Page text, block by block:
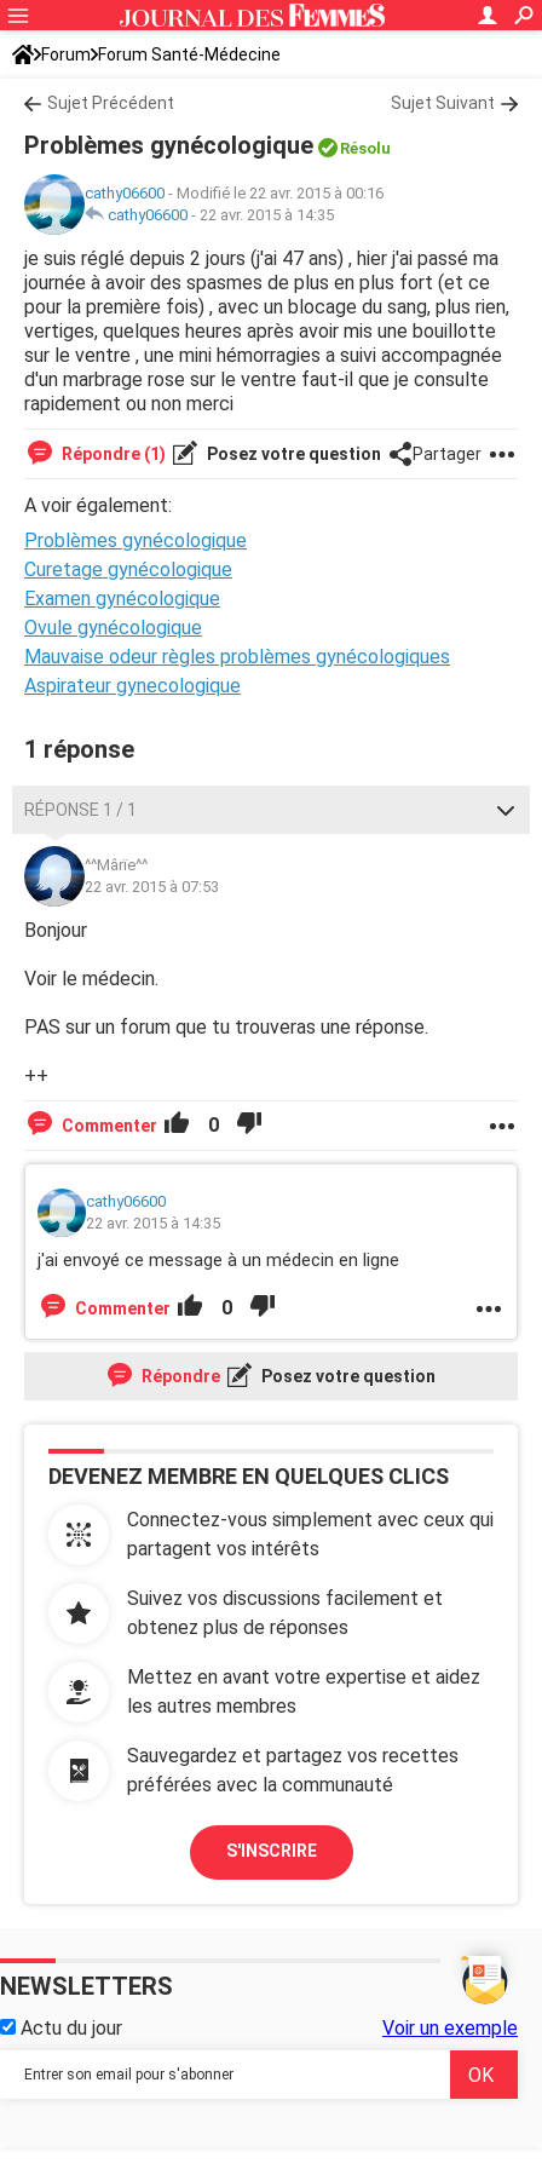
Forum Forum Santé-Médecine
Symptômes et maladies courantes
Sujet Précédent Sujet Suivant
Problèmes gynécologique Résolu
cathy06600 - Modifié le 22 avr. 2015 à 00:16
cathy06600 - 22 avr. 2015 à 14:35
je suis réglé depuis 2 jours (j'ai 47 ans) , hier j'ai passé ma
journée à avoir des spasmes de plus en plus fort (et ce
pour la première fois) , avec un blocage du sang, plus rien,
vertiges, quelques heures après avoir mis une bouillotte
sur le ventre , une mini hémorragies a suivi accompagnée
d'un marbrage rose sur le ventre faut-il que je consulte
rapidement ou non merci
Répondre (1) Posez votre question Partager
A voir également:
Problèmes gynécologique
Curetage gynécologique
Examen gynécologique
Ovule gynécologique
Mauvaise odeur règles problèmes gynécologiques
Aspirateur gynecologique
1 réponse
RÉPONSE 1 / 1
^^Mârïe^^
22 avr. 2015 à 07:53
Bonjour
Voir le médecin.
PAS sur un forum que tu trouveras une réponse.
++
Commenter 0
cathy06600
22 avr. 2015 à 14:35
j'ai envoyé ce message à un médecin en ligne
Commenter 0
Répondre Posez votre question
DEVENEZ MEMBRE EN QUELQUES CLICS
Connectez-vous simplement avec ceux qui
partagent vos intérêts
Suivez vos discussions facilement et
obtenez plus de réponses
Mettez en avant votre expertise et aidez
les autres membres
Sauvegardez et partagez vos recettes
préférées avec la communauté
S'INSCRIRE
NEWSLETTERS
Actu du jour Voir un exemple